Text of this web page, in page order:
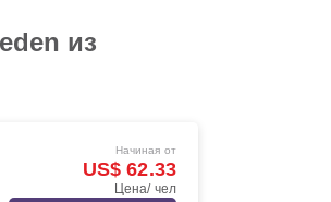
из
Начиная от
US$ 62.33
Цена/ чел